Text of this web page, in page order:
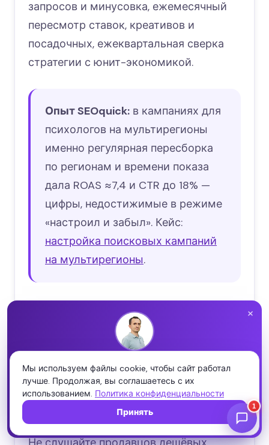
запросов и минусовка, ежемесячный
пересмотр ставок, креативов и
посадочных, ежеквартальная сверка
стратегии с юнит-экономикой.
Опыт SEOquick: в кампаниях для
психологов на мультирегионы
именно регулярная пересборка
по регионам и времени показа
дала ROAS ≈7,4 и CTR до 18% —
цифры, недостижимые в режиме
«настроил и забыл». Кейс:
настройка поисковых кампаний
на мультирегионы.
Все десять мифов растут из одного
«Больше ключей», «дешевле клики», «AI
сам разберётся» — это попытки
заменить работу формулой.
×
Проверьте свой сайт бесплатно
Полный SEO-аудит за пару минут: ошибки, скорость, мета
и структура — и что чинить первым.
Запустить аудит →
Мы используем файлы cookie, чтобы сайт работал
лучше. Продолжая, вы соглашаетесь с их
использованием. Политика конфиденциальности
Принять